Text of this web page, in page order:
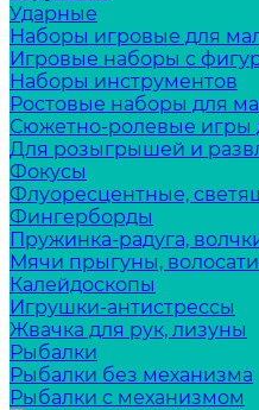
Ударные
Наборы игровые для
Игровые наборы с
Наборы инструментов
Ростовые наборы для
Сюжетно-ролевые игры
Для розыгрышей и
Фокусы
Флуоресцентные,
Фингерборды
Пружинка-радуга,
Мячи прыгуны,
Калейдоскопы
Игрушки-антистрессы
Жвачка для рук, лизуны
Рыбалки
Рыбалки без механизма
Рыбалки с механизмом